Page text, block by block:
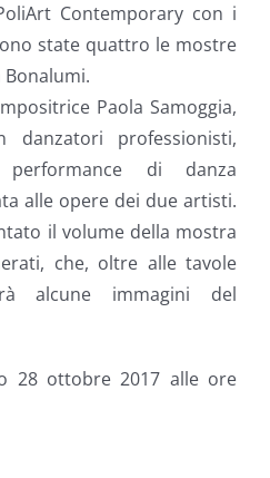
Contemporary con i
state quattro le mostre
Bonalumi.
Paola Samoggia,
danzatori professionisti,
di danza
alle opere dei due artisti.
il volume della mostra
che, oltre alle tavole
alcune immagini del
28 ottobre 2017 alle ore